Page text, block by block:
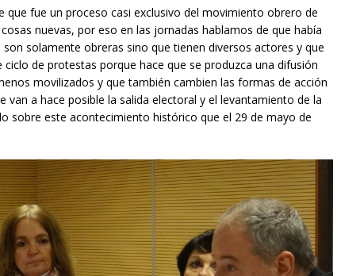
que fue un proceso casi exclusivo del movimiento obrero de
nuevas, por eso en las jornadas hablamos de que había
solamente obreras sino que tienen diversos actores y que
de protestas porque hace que se produzca una difusión
movilizados y que también cambien las formas de acción
van a hace posible la salida electoral y el levantamiento de la
sobre este acontecimiento histórico que el 29 de mayo de